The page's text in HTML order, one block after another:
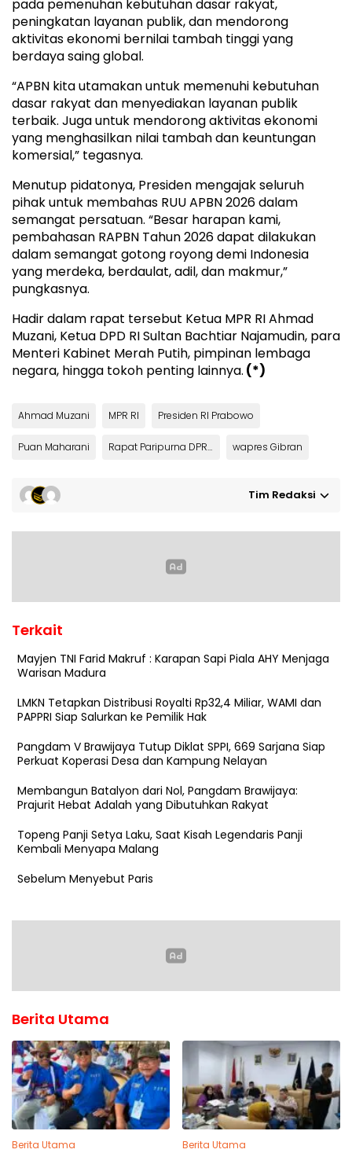
pada pemenuhan kebutuhan dasar rakyat,
peningkatan layanan publik, dan mendorong
aktivitas ekonomi bernilai tambah tinggi yang
berdaya saing global.
“APBN kita utamakan untuk memenuhi kebutuhan
dasar rakyat dan menyediakan layanan publik
terbaik. Juga untuk mendorong aktivitas ekonomi
yang menghasilkan nilai tambah dan keuntungan
komersial,” tegasnya.
Menutup pidatonya, Presiden mengajak seluruh
pihak untuk membahas RUU APBN 2026 dalam
semangat persatuan. “Besar harapan kami,
pembahasan RAPBN Tahun 2026 dapat dilakukan
dalam semangat gotong royong demi Indonesia
yang merdeka, berdaulat, adil, dan makmur,”
pungkasnya.
Hadir dalam rapat tersebut Ketua MPR RI Ahmad
Muzani, Ketua DPD RI Sultan Bachtiar Najamudin, para
Menteri Kabinet Merah Putih, pimpinan lembaga
negara, hingga tokoh penting lainnya. (*)
Ahmad Muzani MPR RI Presiden RI Prabowo
Puan Maharani Rapat Paripurna DPR RI wapres Gibran
Tim Redaksi
Terkait
Mayjen TNI Farid Makruf : Karapan Sapi Piala AHY Menjaga
Warisan Madura
LMKN Tetapkan Distribusi Royalti Rp32,4 Miliar, WAMI dan
PAPPRI Siap Salurkan ke Pemilik Hak
Pangdam V Brawijaya Tutup Diklat SPPI, 669 Sarjana Siap
Perkuat Koperasi Desa dan Kampung Nelayan
Membangun Batalyon dari Nol, Pangdam Brawijaya:
Prajurit Hebat Adalah yang Dibutuhkan Rakyat
Topeng Panji Setya Laku, Saat Kisah Legendaris Panji
Kembali Menyapa Malang
Sebelum Menyebut Paris
Berita Utama
Berita Utama Berita Utama